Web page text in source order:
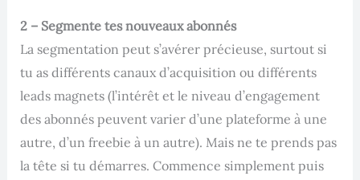
2 – Segmente tes nouveaux abonnés
La segmentation peut s’avérer précieuse, surtout si
tu as différents canaux d’acquisition ou différents
leads magnets (l’intérêt et le niveau d’engagement
des abonnés peuvent varier d’une plateforme à une
autre, d’un freebie à un autre). Mais ne te prends pas
la tête si tu démarres. Commence simplement puis